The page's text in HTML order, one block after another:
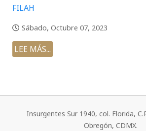
FILAH
Sábado, Octubre 07, 2023
LEE MÁS...
Insurgentes Sur 1940, col. Florida,
Obregón, CDMX.